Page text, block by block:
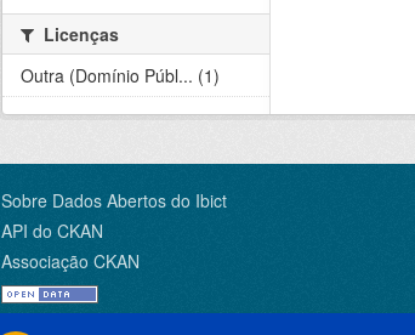
Licenças
Outra (Domínio Públ... (1)
Sobre Dados Abertos do Ibict
API do CKAN
Associação CKAN